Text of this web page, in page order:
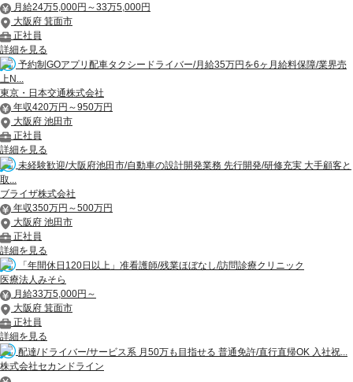
月給24万5,000円～33万5,000円
大阪府 箕面市
正社員
詳細を見る
予約制GOアプリ配車タクシードライバー/月給35万円を6ヶ月給料保障/業界売
上N...
東京・日本交通株式会社
年収420万円～950万円
大阪府 池田市
正社員
詳細を見る
未経験歓迎/大阪府池田市/自動車の設計開発業務 先行開発/研修充実 大手顧客と
取...
ブライザ株式会社
年収350万円～500万円
大阪府 池田市
正社員
詳細を見る
「年間休日120日以上」准看護師/残業ほぼなし/訪問診療クリニック
医療法人みそら
月給33万5,000円～
大阪府 箕面市
正社員
詳細を見る
配達/ドライバー/サービス系 月50万も目指せる 普通免許/直行直帰OK 入社祝...
株式会社セカンドライン